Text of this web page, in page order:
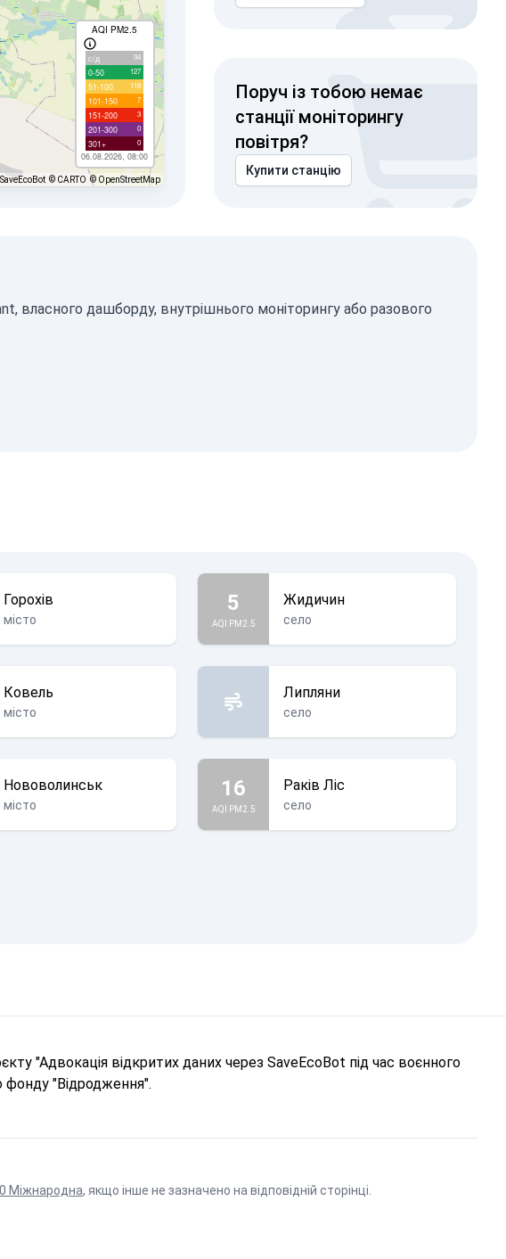
AQI PM2.5
с/д 94
0-50 127
51-100 118
101-150 7
151-200 3
201-300 0
301+ 0
06.08.2026, 08:00
© CARTO © OpenStreetMap
Поруч із тобою немає
станції моніторингу
повітря?
Купити станцію
власного дашборду, внутрішнього моніторингу або разового
Горохів
місто
5
AQI PM2.5
Жидичин
село
Ковель
місто
Липляни
село
Нововолинськ
місто
16
AQI PM2.5
Раків Ліс
село
"Адвокація відкритих даних через SaveEcoBot під час воєнного
фонду "Відродження".
Міжнародна, якщо інше не зазначено на відповідній сторінці.